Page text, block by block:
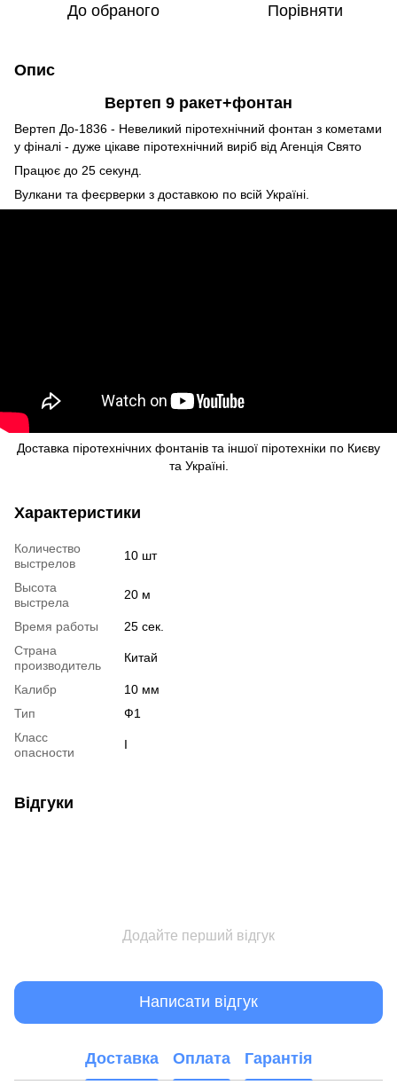
До обраного Порівняти
Опис
Вертеп 9 ракет+фонтан
Вертеп До-1836 - Невеликий піротехнічний фонтан з кометами
у фіналі - дуже цікаве піротехнічний виріб від Агенція Свято
Працює до 25 секунд.
Вулкани та феєрверки з доставкою по всій Україні.
Доставка піротехнічних фонтанів та іншої піротехніки по Києву
та Україні.
Характеристики
Количество
выстрелов
10 шт
Высота
выстрела
20 м
Время работы
25 сек.
Страна
производитель
Китай
Калибр
10 мм
Тип
Ф1
Класс
опасности
I
Відгуки
Додайте перший відгук
Написати відгук
Доставка Оплата Гарантія